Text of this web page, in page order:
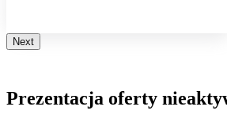
Next
Prezentacja oferty